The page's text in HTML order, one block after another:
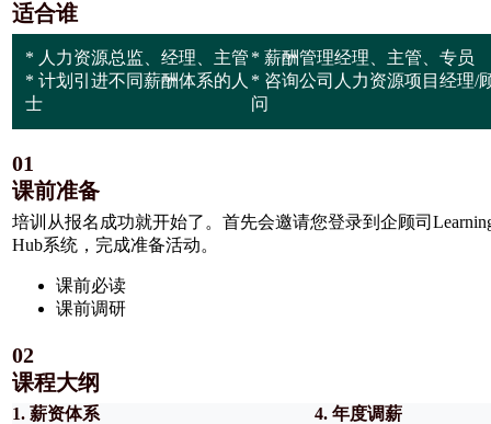
适合谁
* 人力资源总监、经理、主管 * 薪酬管理经理、主管、专员
* 计划引进不同薪酬体系的人
士
* 咨询公司人力资源项目经理/
问
01
课前准备
培训从报名成功就开始了。首先会邀请您登录到企顾司
Hub系统，完成准备活动。
课前必读
课前调研
02
课程大纲
1. 薪资体系
4. 年度调薪